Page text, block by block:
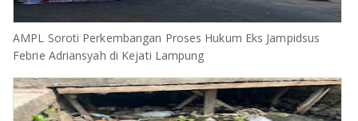
AMPL Soroti Perkembangan Proses Hukum Eks Jampidsus
Febrie Adriansyah di Kejati Lampung